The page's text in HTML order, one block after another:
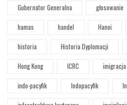
Gubernator Generalna
głosowanie
hamas
handel Hanoi
historia
Historia Dyplomacji
Hong Kong
ICRC imigracja
indo-pacyfik
Indopacyfik